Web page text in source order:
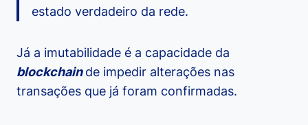
estado verdadeiro da rede.
Já a imutabilidade é a capacidade da
blockchainde impedir alterações nas
transações que já foram confirmadas.